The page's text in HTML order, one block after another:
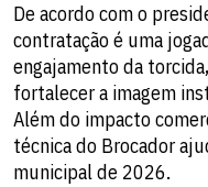
De acordo com o
contratação é uma
engajamento da
fortalecer a imagem
Além do impacto
técnica do Brocador
municipal de 2026.